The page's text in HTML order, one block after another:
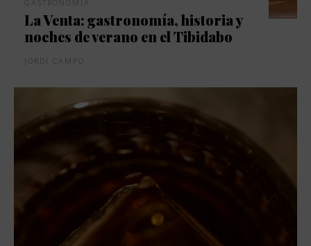
GASTRONOMÍA
La Venta: gastronomía, historia y
noches de verano en el Tibidabo
JORDI CAMPO